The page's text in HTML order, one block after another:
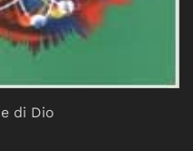
di Dio